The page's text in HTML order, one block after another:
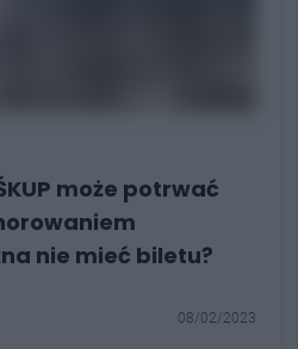
może potrwać
nie mieć biletu?
08/02/2023